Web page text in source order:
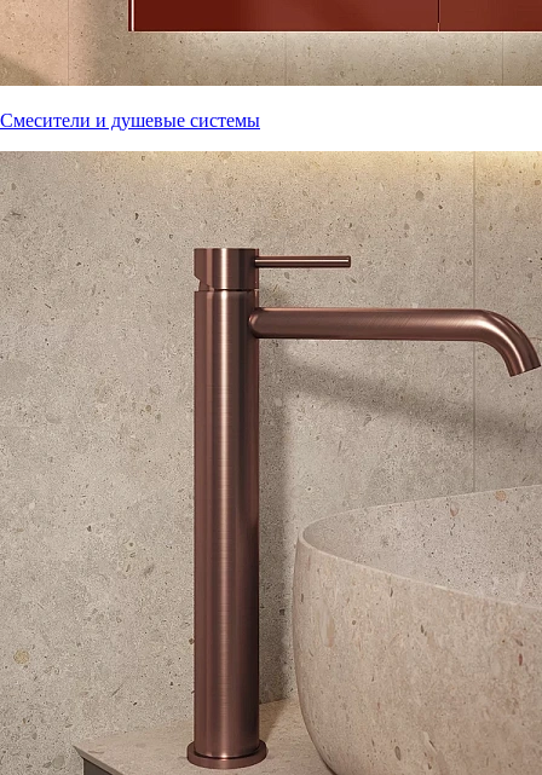
Смесители и душевые системы